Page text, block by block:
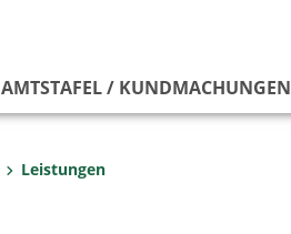
AMTSTAFEL / KUNDMACHUNGEN
Leistungen